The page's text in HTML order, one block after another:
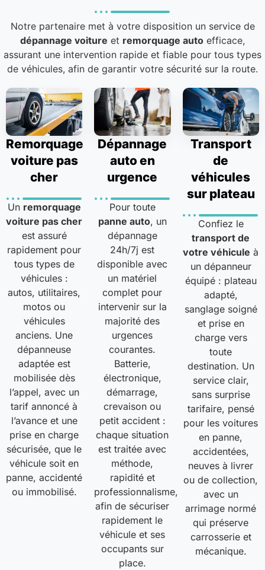
Notre partenaire met à votre disposition un service de
dépannage voiture et remorquage auto efficace,
assurant une intervention rapide et fiable pour tous types
de véhicules, afin de garantir votre sécurité sur la route.
Remorquage
voiture pas
cher
Un remorquage
voiture pas cher
est assuré
rapidement pour
tous types de
véhicules :
autos, utilitaires,
motos ou
véhicules
anciens. Une
dépanneuse
adaptée est
mobilisée dès
l’appel, avec un
tarif annoncé à
l’avance et une
prise en charge
sécurisée, que le
véhicule soit en
panne, accidenté
ou immobilisé.
Dépannage
auto en
urgence
Pour toute
panne auto, un
dépannage
24h/7j est
disponible avec
un matériel
complet pour
intervenir sur la
majorité des
urgences
courantes.
Batterie,
électronique,
démarrage,
crevaison ou
petit accident :
chaque situation
est traitée avec
méthode,
rapidité et
professionnalisme,
afin de sécuriser
rapidement le
véhicule et ses
occupants sur
place.
Transport
de
véhicules
sur plateau
Confiez le
transport de
votre véhicule à
un dépanneur
équipé : plateau
adapté,
sanglage soigné
et prise en
charge vers
toute
destination. Un
service clair,
sans surprise
tarifaire, pensé
pour les voitures
en panne,
accidentées,
neuves à livrer
ou de collection,
avec un
arrimage normé
qui préserve
carrosserie et
mécanique.